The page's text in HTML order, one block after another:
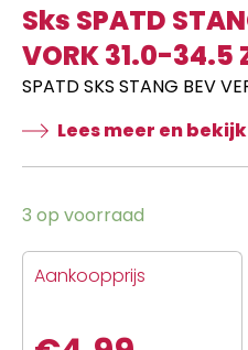
Sks SPATD
VORK 31.0-34.5
SPATD SKS STANG BEV
Lees meer en
3 op voorraad
Aankoopprijs